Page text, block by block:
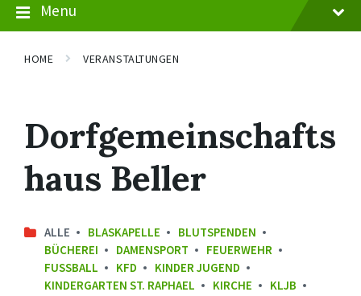
Menu
HOME VERANSTALTUNGEN
Dorfgemeinschafts
haus Beller
ALLE BLASKAPELLE
BLUTSPENDEN
BÜCHEREI
DAMENSPORT
FEUERWEHR
FUSSBALL
KFD
KINDER JUGEND
KINDERGARTEN ST. RAPHAEL
KIRCHE
KLJB